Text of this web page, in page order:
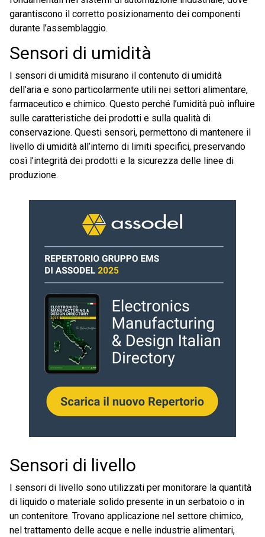
garantiscono il corretto posizionamento dei componenti
durante l’assemblaggio.
Sensori di umidità
I sensori di umidità misurano il contenuto di umidità
dell’aria e sono particolarmente utili nei settori alimentare,
farmaceutico e chimico. Questo perché l’umidità può influire
sulle caratteristiche dei prodotti e sulla qualità di
conservazione. Questi sensori, permettono di mantenere il
livello di umidità all’interno di limiti specifici, preservando
così l’integrità dei prodotti e la sicurezza delle linee di
produzione.
Sensori di livello
I sensori di livello sono utilizzati per monitorare la quantità
di liquido o materiale solido presente in un serbatoio o in
un contenitore. Trovano applicazione nel settore chimico,
nel trattamento delle acque e nelle industrie alimentari,